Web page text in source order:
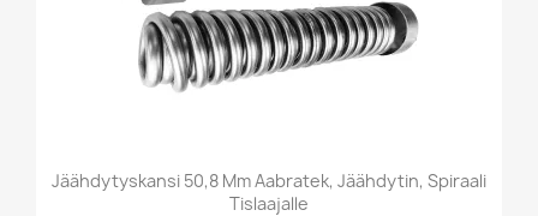
Jäähdytyskansi 50,8 Mm Aabratek, Jäähdytin, Spiraali
Tislaajalle